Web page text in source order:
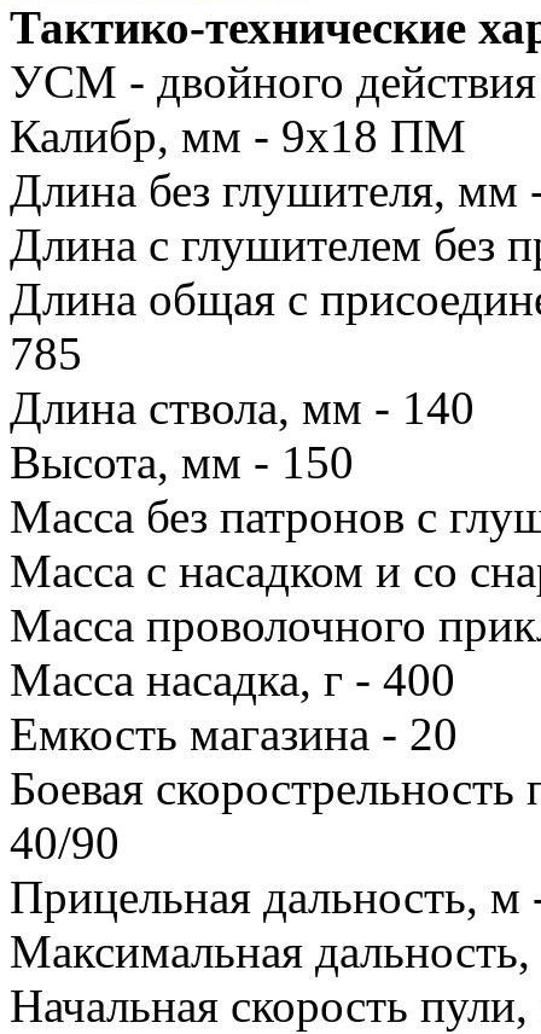
Тактико-технические
УСМ - двойного действия
Калибр, мм - 9х18 ПМ
Длина без глушителя, мм
Длина с глушителем без
Длина общая с
785
Длина ствола, мм - 140
Высота, мм - 150
Масса без патронов с
Масса с насадком и со
Масса проволочного
Масса насадка, г - 400
Емкость магазина - 20
Боевая
40/90
Прицельная дальность, м
Максимальная
Начальная скорость